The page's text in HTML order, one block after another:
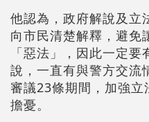
他認為，政府解說及立
向市民清楚解釋，避免
「惡法」，因此一定
說，一直有與警方交流
審議23條期間，加強
擔憂。